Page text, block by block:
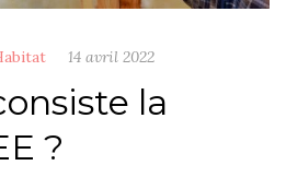
14 avril 2022
la
?